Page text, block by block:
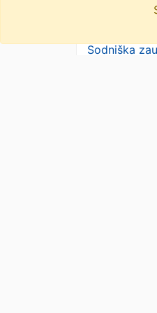
drugim
Sodniška